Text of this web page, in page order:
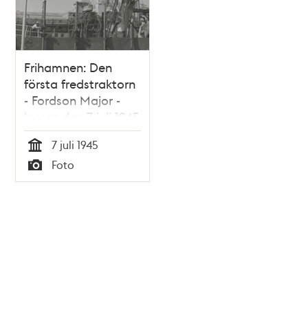
Frihamnen: Den
första fredstraktorn
- Fordson Major -
lossas den 7 juli 1945
Tid
7 juli 1945
Typ
Foto